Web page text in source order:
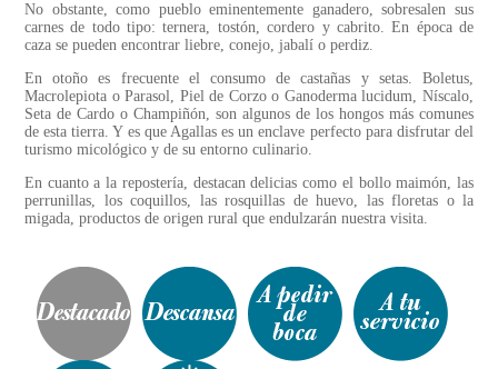
No obstante, como pueblo eminentemente ganadero, sobresalen sus
carnes de todo tipo: ternera, tostón, cordero y cabrito. En época de
caza se pueden encontrar liebre, conejo, jabalí o perdiz.
En otoño es frecuente el consumo de castañas y setas. Boletus,
Macrolepiota o Parasol, Piel de Corzo o Ganoderma lucidum, Níscalo,
Seta de Cardo o Champiñón, son algunos de los hongos más comunes
de esta tierra. Y es que Agallas es un enclave perfecto para disfrutar del
turismo micológico y de su entorno culinario.
En cuanto a la repostería, destacan delicias como el bollo maimón, las
perrunillas, los coquillos, las rosquillas de huevo, las floretas o la
migada, productos de origen rural que endulzarán nuestra visita.